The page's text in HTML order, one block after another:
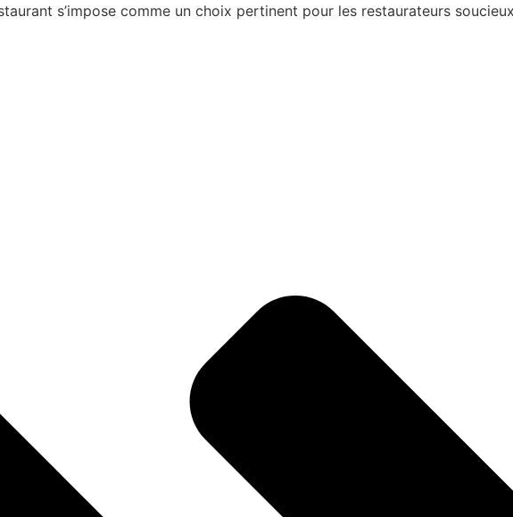
s’impose comme un choix pertinent pour les restaurateurs